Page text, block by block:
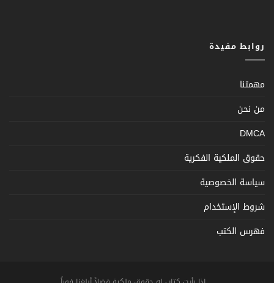
روابط مفيدة
مهمتنا
من نحن
DMCA
حقوق الملكية الفكرية
سياسة الخصوصية
شروط الإستخدام
فهرس الكتب